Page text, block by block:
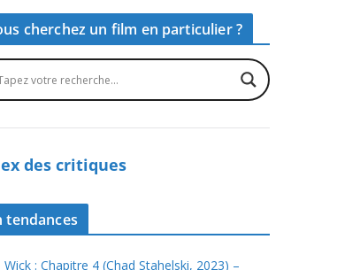
cherchez un film en particulier ?
des critiques
tendances
Wick : Chapitre 4 (Chad Stahelski, 2023) –